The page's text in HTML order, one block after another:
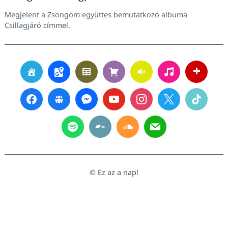
Megjelent a Zsongom együttes bemutatkozó albuma
Csillagjáró címmel.
© Ez az a nap!